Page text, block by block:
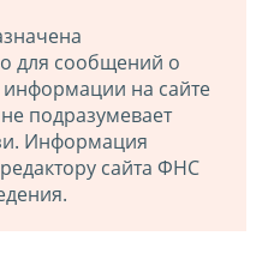
для сообщений о
на сайте
подразумевает
Информация
сайта ФНС